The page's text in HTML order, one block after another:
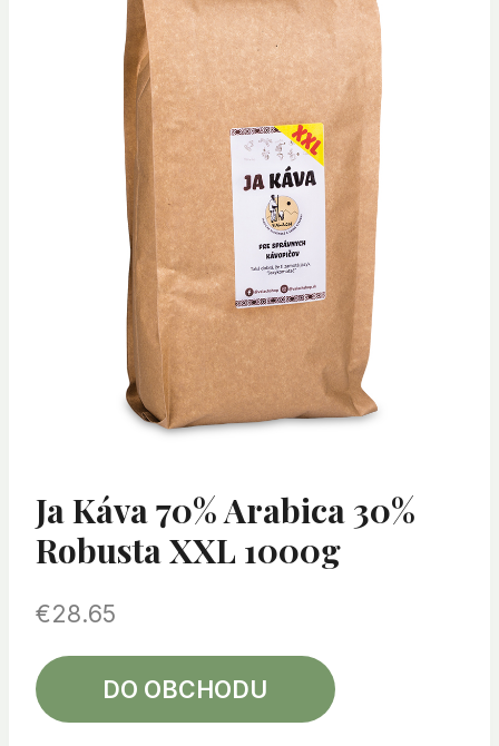
Ja Káva 70% Arabica 30%
Robusta XXL 1000g
€28.65
DO OBCHODU